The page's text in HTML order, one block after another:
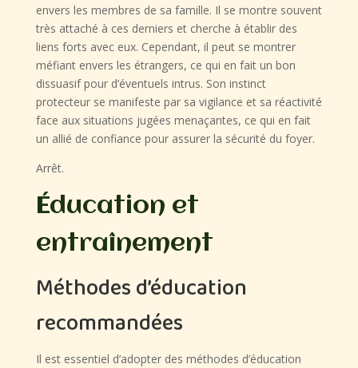
envers les membres de sa famille. Il se montre souvent
très attaché à ces derniers et cherche à établir des
liens forts avec eux. Cependant, il peut se montrer
méfiant envers les étrangers, ce qui en fait un bon
dissuasif pour d’éventuels intrus. Son instinct
protecteur se manifeste par sa vigilance et sa réactivité
face aux situations jugées menaçantes, ce qui en fait
un allié de confiance pour assurer la sécurité du foyer.
Arrêt.
Éducation et
entraînement
Méthodes d’éducation
recommandées
Il est essentiel d’adopter des méthodes d’éducation